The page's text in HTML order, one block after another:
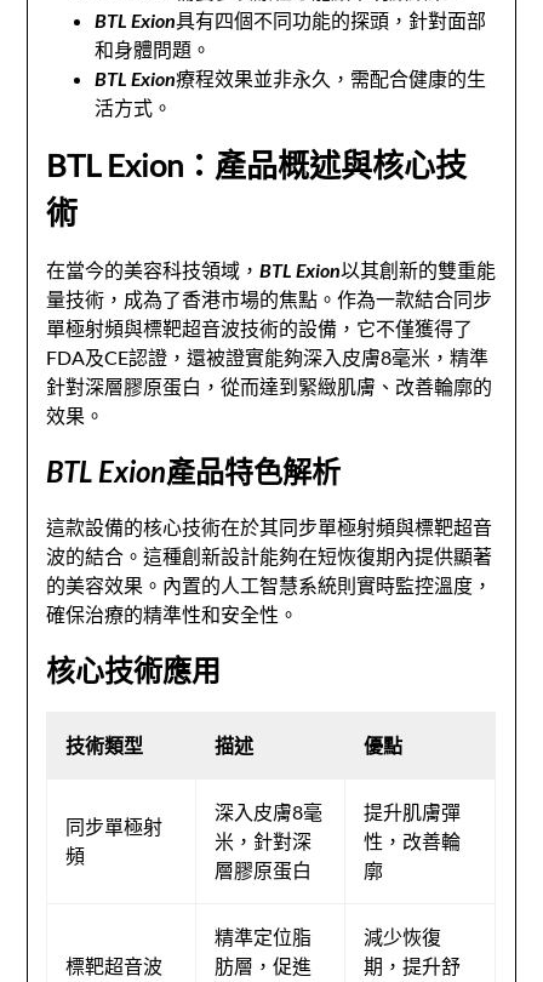
BTL Exion具有四個不同功能的探頭，針對面部
和身體問題。
BTL Exion療程效果並非永久，需配合健康的生
活方式。
BTL Exion：產品概述與核心技
術
在當今的美容科技領域，BTL Exion以其創新的雙重能
量技術，成為了香港市場的焦點。作為一款結合同步
單極射頻與標靶超音波技術的設備，它不僅獲得了
FDA及CE認證，還被證實能夠深入皮膚8毫米，精準
針對深層膠原蛋白，從而達到緊緻肌膚、改善輪廓的
效果。
BTL Exion產品特色解析
這款設備的核心技術在於其同步單極射頻與標靶超音
波的結合。這種創新設計能夠在短恢復期內提供顯著
的美容效果。內置的人工智慧系統則實時監控溫度，
確保治療的精準性和安全性。
核心技術應用
技術類型 描述 優點
同步單極射
頻
深入皮膚8毫
米，針對深
層膠原蛋白
提升肌膚彈
性，改善輪
廓
標靶超音波
精準定位脂
肪層，促進
減少恢復
期，提升舒